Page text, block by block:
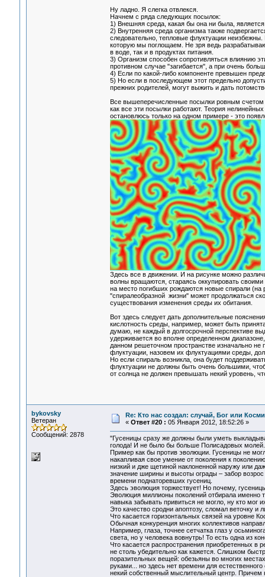
Ну ладно. Я слегка отвлекся.
Начнем с ряда следующих посылок:
1) Внешняя среда, какая бы она ни была,
2) Внутренняя среда организма также
следовательно, тепловые флуктуации
которую мы поглощаем. Не зря ведь
в воде, так и в продуктах питания.
3) Организм способен сопротивляться влиянию
противном случае "загибается", а при очень
4) Если по какой-либо компоненте превышен
5) Но если в последующем этот предельно
прежних родителей, могут выжить и дать
Все вышеперечисленные посылки ровным счетом
как все эти посылки работают. Теория
остановлюсь только на одном примере - это
Здесь все в движении. И на рисунке можно
волны вращаются, стараясь оккупировать
на место погибших рождаются новые спирали (на
"спиралеобразной жизни" может продолжаться
существования изменения среды их обитания.
Вот здесь следует дать дополнительные
кислотность среды, например, может быть
думаю, не каждый в долгосрочной перспективе
удерживается во вполне определенном
данном решеточном пространстве изначально не
флуктуации, назовем их флуктуациями среды,
Но если спираль возникла, она будет
флуктуации не должны быть очень большими,
от солнца не должен превышать некий уровень,
bykovsky
Ветеран
Сообщений: 2878
Re: Кто нас создал: случай, Бог или
« Ответ #20 : 05 Января 2012, 18:52:26 »
"Гусеницы сразу же должны были уметь
голода! И не было бы больше Полисадовых
Пример как бы против эволюции. Гусеницы не
накапливая свое умение от поколения к
низкий и дже щетиной наклоненной наружу или
значение ширины и высоты ограды – забор возрос
времени поднаторевших гусениц.
Здесь эволюция торжествует! Но почему,
Эволюция миллионы поколений отбирала именно
навыка забывать привиться не могло, ну кто мог
Это качество сродни апоптозу, сломал веточку и
Что касается горизонтальных связей на уровне
Обычная конкуренция многих коллективов
Например, глаза, точнее сетчатка глаз у
света, но у человека вовнутрь! То есть одна из
Что касается распространения приобретенных в
не столь убедительно как кажется. Слишком
поразительных вещей: обезьяны во многих
руками... но здесь нет времени для
некий собственный мыслительный центр. Причем